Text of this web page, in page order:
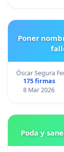
Poner
Óscar Segura
175 firmas
8 Mar 2026
Poda y